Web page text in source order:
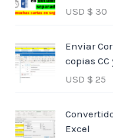
USD $ 30
Enviar
copias CC
USD $ 25
Excel